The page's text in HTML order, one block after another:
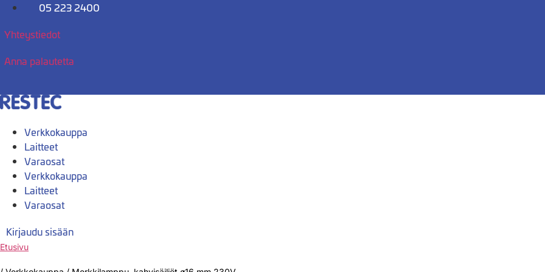
Mene
05 223 2400
Yhteystiedot
Anna palautetta
Verkkokauppa
Laitteet
Varaosat
Verkkokauppa
Laitteet
Varaosat
Kirjaudu sisään
Etusivu